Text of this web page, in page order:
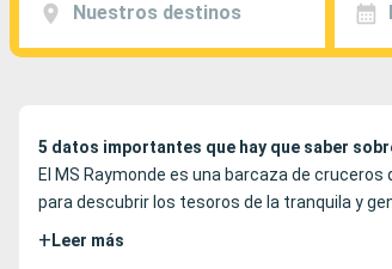
Nuestros destinos
5 datos importantes que hay que saber
El MS Raymonde es una barcaza de
para descubrir los tesoros de la tranquila y
+ Leer más